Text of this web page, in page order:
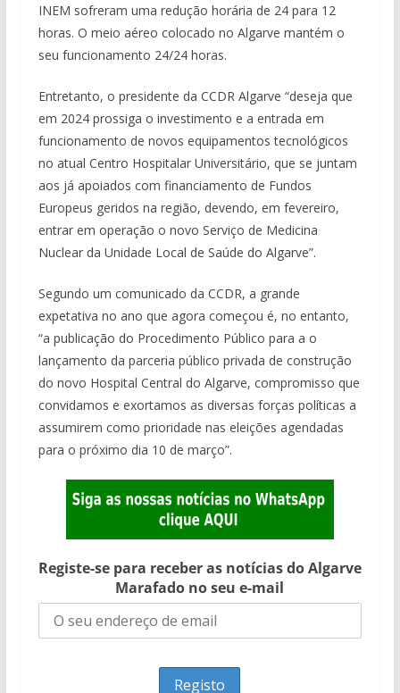
INEM sofreram uma redução horária de 24 para 12
horas. O meio aéreo colocado no Algarve mantém o
seu funcionamento 24/24 horas.
Entretanto, o presidente da CCDR Algarve “deseja que
em 2024 prossiga o investimento e a entrada em
funcionamento de novos equipamentos tecnológicos
no atual Centro Hospitalar Universitário, que se juntam
aos já apoiados com financiamento de Fundos
Europeus geridos na região, devendo, em fevereiro,
entrar em operação o novo Serviço de Medicina
Nuclear da Unidade Local de Saúde do Algarve”.
Segundo um comunicado da CCDR, a grande
expetativa no ano que agora começou é, no entanto,
“a publicação do Procedimento Público para a o
lançamento da parceria público privada de construção
do novo Hospital Central do Algarve, compromisso que
convidamos e exortamos as diversas forças políticas a
assumirem como prioridade nas eleições agendadas
para o próximo dia 10 de março”.
Registe-se para receber as notícias do Algarve
Marafado no seu e-mail